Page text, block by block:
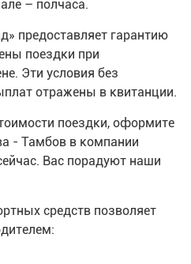
– полчаса.
предоставляет гарантию
поездки при
Эти условия без
отражены в квитанции.
поездки, оформите
- Тамбов в компании
Вас порадуют наши
средств позволяет